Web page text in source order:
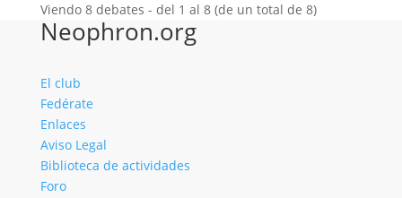
Viendo 8 debates - del 1 al 8 (de un total de 8)
Neophron.org
El club
Fedérate
Enlaces
Aviso Legal
Biblioteca de actividades
Foro